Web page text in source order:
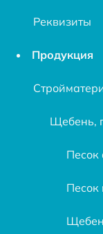
Реквизиты
Продукция
Щебень,
Песок
Песок